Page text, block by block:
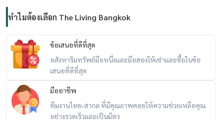
ทำไมต้องเลือก The Living Bangkok
ข้อเสนอที่ดีที่สุด
อสังหาริมทรัพย์มือหนึ่งและมือสองให้เช่าและซื้อในข้อ
เสนอที่ดีที่สุด
มืออาชีพ
ทีมงานไทย-สากล ที่มีคุณภาพคอยให้ความช่วยเหลือคุณ
อย่างรวดเร็วและเป็นมิตร